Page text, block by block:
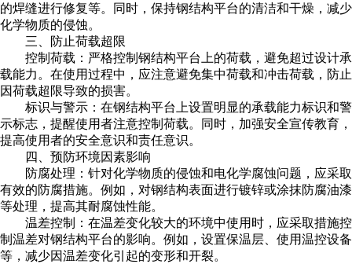
的焊缝进行修复等。同时，保持钢结构平台的清洁和干燥，减少
化学物质的侵蚀。
三、防止荷载超限
控制荷载：严格控制钢结构平台上的荷载，避免超过设计承
载能力。在使用过程中，应注意避免集中荷载和冲击荷载，防止
因荷载超限导致的损害。
标识与警示：在钢结构平台上设置明显的承载能力标识和警
示标志，提醒使用者注意控制荷载。同时，加强安全宣传教育，
提高使用者的安全意识和责任意识。
四、预防环境因素影响
防腐处理：针对化学物质的侵蚀和电化学腐蚀问题，应采取
有效的防腐措施。例如，对钢结构表面进行镀锌或涂抹防腐油漆
等处理，提高其耐腐蚀性能。
温差控制：在温差变化较大的环境中使用时，应采取措施控
制温差对钢结构平台的影响。例如，设置保温层、使用温控设备
等，减少因温差变化引起的变形和开裂。